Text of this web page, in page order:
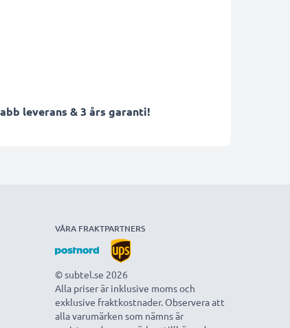
leverans & 3 års garanti!
VÅRA FRAKTPARTNERS
© subtel.se 2026
Alla priser är inklusive moms och
exklusive fraktkostnader. Observera att
alla varumärken som nämns är